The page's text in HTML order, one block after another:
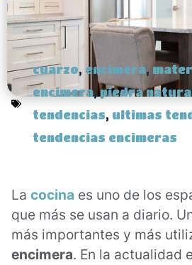
cuarzo, encimera,
encimera,piedra
tendencias, ultimas
tendencias encimeras
La cocina es uno de los
que más se usan a diario.
más importantes y más
encimera. En la actualidad